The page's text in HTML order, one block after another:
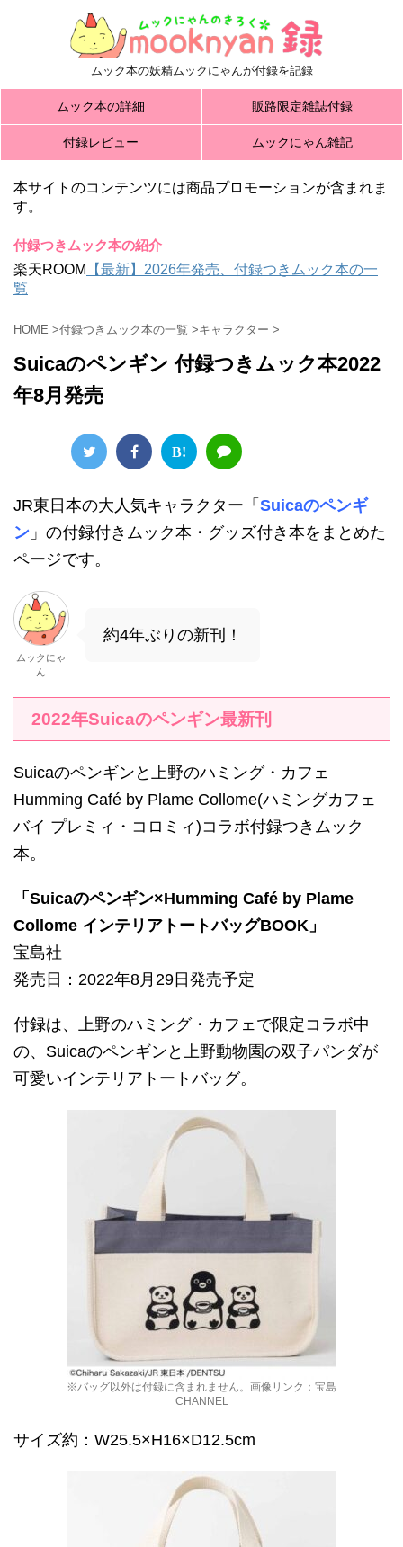
ムック本の妖精ムックにゃんが付録を記録
ムック本の詳細 販路限定雑誌付録
付録レビュー ムックにゃん雑記
本サイトのコンテンツには商品プロモーションが含まれま
す。
付録つきムック本の紹介
楽天ROOM
【最新】2026年発売、付録つきムック本の一
覧
HOME >付録つきムック本の一覧 >キャラクター >
Suicaのペンギン 付録つきムック本2022
年8月発売
B!
JR東日本の大人気キャラクター「 Suicaのペンギ
ン 」の付録付きムック本・グッズ付き本をまとめた
ページです。
ムックにゃ
ん
約4年ぶりの新刊！
2022年Suicaのペンギン最新刊
Suicaのペンギンと上野のハミング・カフェ
Humming Café by Plame Collome(ハミングカフェ
バイ プレミィ・コロミィ)コラボ付録つきムック
本。
「Suicaのペンギン×Humming Café by Plame
Collome インテリアトートバッグBOOK」
宝島社
発売日：2022年8月29日発売予定
付録は、上野のハミング・カフェで限定コラボ中
の、Suicaのペンギンと上野動物園の双子パンダが
可愛いインテリアトートバッグ。
※バッグ以外は付録に含まれません。画像リンク：宝島
CHANNEL
サイズ約：W25.5×H16×D12.5cm